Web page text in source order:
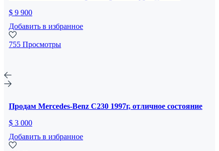
$ 9 900
Добавить в избранное
755 Просмотры
Продам Mercedes-Benz C230 1997г, отличное состояние
$ 3 000
Добавить в избранное